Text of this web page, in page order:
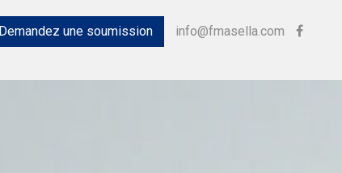
Demandez une soumission info@fmasella.com